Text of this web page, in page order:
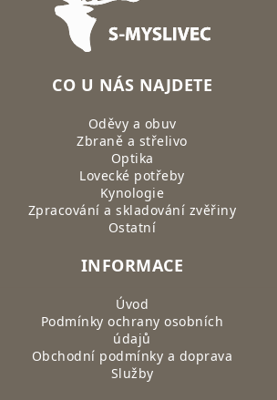
CO U NÁS NAJDETE
Oděvy a obuv
Zbraně a střelivo
Optika
Lovecké potřeby
Kynologie
Zpracování a skladování zvěřiny
Ostatní
INFORMACE
Úvod
Podmínky ochrany osobních
údajů
Obchodní podmínky a doprava
Služby